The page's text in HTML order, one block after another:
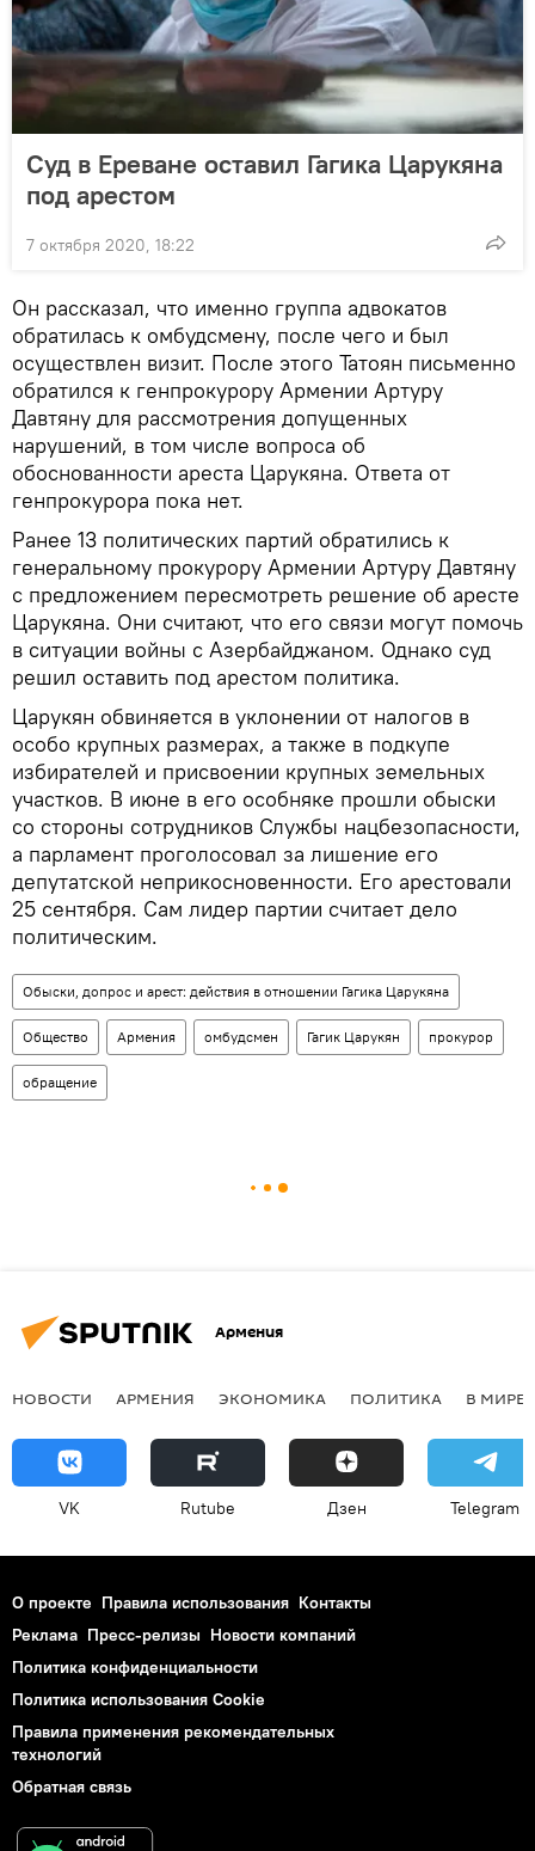
Суд в Ереване оставил Гагика Царукяна
под арестом
7 октября 2020, 18:22
Он рассказал, что именно группа адвокатов
обратилась к омбудсмену, после чего и был
осуществлен визит. После этого Татоян письменно
обратился к генпрокурору Армении Артуру
Давтяну для рассмотрения допущенных
нарушений, в том числе вопроса об
обоснованности ареста Царукяна. Ответа от
генпрокурора пока нет.
Ранее 13 политических партий обратились к
генеральному прокурору Армении Артуру Давтяну
с предложением пересмотреть решение об аресте
Царукяна. Они считают, что его связи могут помочь
в ситуации войны с Азербайджаном. Однако суд
решил оставить под арестом политика.
Царукян обвиняется в уклонении от налогов в
особо крупных размерах, а также в подкупе
избирателей и присвоении крупных земельных
участков. В июне в его особняке прошли обыски
со стороны сотрудников Службы нацбезопасности,
а парламент проголосовал за лишение его
депутатской неприкосновенности. Его арестовали
25 сентября. Сам лидер партии считает дело
политическим.
Обыски, допрос и арест: действия в отношении Гагика Царукяна
Общество Армения омбудсмен Гагик Царукян прокурор
обращение
Армения
НОВОСТИ АРМЕНИЯ ЭКОНОМИКА ПОЛИТИКА В МИРЕ
VK Rutube Дзен Telegram
О проекте Правила использования Контакты
Реклама Пресс-релизы Новости компаний
Политика конфиденциальности
Политика использования Cookie
Правила применения рекомендательных
технологий
Обратная связь